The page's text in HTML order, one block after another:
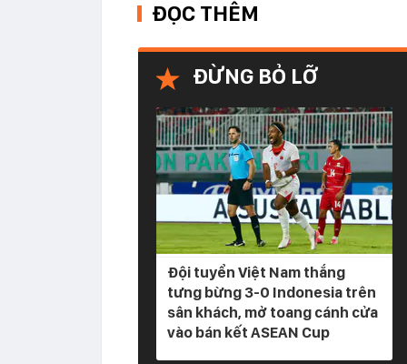
ĐỌC THÊM
ĐỪNG BỎ LỠ
Đội tuyển Việt Nam thắng
tưng bừng 3-0 Indonesia trên
sân khách, mở toang cánh cửa
vào bán kết ASEAN Cup